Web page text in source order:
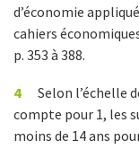
d’économie
cahiers
p. 353 à 388.
4
Selon l’échelle
compte pour 1, les
moins de 14 ans